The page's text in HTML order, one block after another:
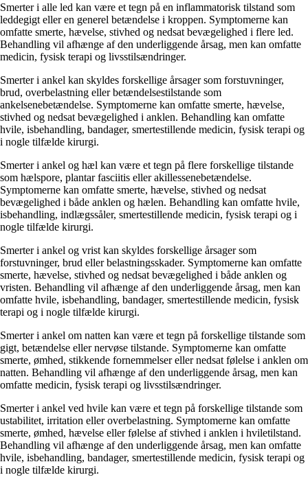
Smerter i alle led kan være et tegn på en inflammatorisk tilstand som
leddegigt eller en generel betændelse i kroppen. Symptomerne kan
omfatte smerte, hævelse, stivhed og nedsat bevægelighed i flere led.
Behandling vil afhænge af den underliggende årsag, men kan omfatte
medicin, fysisk terapi og livsstilsændringer.
Smerter i ankel kan skyldes forskellige årsager som forstuvninger,
brud, overbelastning eller betændelsestilstande som
ankelsenebetændelse. Symptomerne kan omfatte smerte, hævelse,
stivhed og nedsat bevægelighed i anklen. Behandling kan omfatte
hvile, isbehandling, bandager, smertestillende medicin, fysisk terapi og
i nogle tilfælde kirurgi.
Smerter i ankel og hæl kan være et tegn på flere forskellige tilstande
som hælspore, plantar fasciitis eller akillessenebetændelse.
Symptomerne kan omfatte smerte, hævelse, stivhed og nedsat
bevægelighed i både anklen og hælen. Behandling kan omfatte hvile,
isbehandling, indlægssåler, smertestillende medicin, fysisk terapi og i
nogle tilfælde kirurgi.
Smerter i ankel og vrist kan skyldes forskellige årsager som
forstuvninger, brud eller belastningsskader. Symptomerne kan omfatte
smerte, hævelse, stivhed og nedsat bevægelighed i både anklen og
vristen. Behandling vil afhænge af den underliggende årsag, men kan
omfatte hvile, isbehandling, bandager, smertestillende medicin, fysisk
terapi og i nogle tilfælde kirurgi.
Smerter i ankel om natten kan være et tegn på forskellige tilstande som
gigt, betændelse eller nervøse tilstande. Symptomerne kan omfatte
smerte, ømhed, stikkende fornemmelser eller nedsat følelse i anklen om
natten. Behandling vil afhænge af den underliggende årsag, men kan
omfatte medicin, fysisk terapi og livsstilsændringer.
Smerter i ankel ved hvile kan være et tegn på forskellige tilstande som
ustabilitet, irritation eller overbelastning. Symptomerne kan omfatte
smerte, ømhed, hævelse eller følelse af stivhed i anklen i hviletilstand.
Behandling vil afhænge af den underliggende årsag, men kan omfatte
hvile, isbehandling, bandager, smertestillende medicin, fysisk terapi og
i nogle tilfælde kirurgi.